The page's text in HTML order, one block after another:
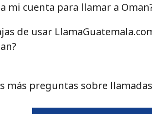
mi cuenta para llamar a
de usar
más preguntas sobre